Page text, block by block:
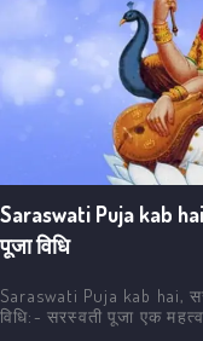
Saraswati Puja kab
पूजा विधि
Saraswati Puja kab hai,
विधि:- सरस्वती पूजा एक